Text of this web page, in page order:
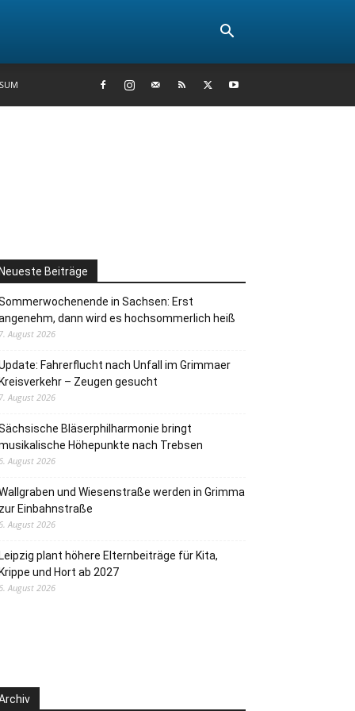
Beiträge
in Sachsen: Erst
dann wird es hochsommerlich heiß
August 2026
Fahrerflucht nach Unfall im Grimmaer
– Zeugen gesucht
August 2026
Bläserphilharmonie bringt
Höhepunkte nach Trebsen
August 2026
und Wiesenstraße werden in Grimma
Einbahnstraße
August 2026
plant höhere Elternbeiträge für Kita,
und Hort ab 2027
August 2026